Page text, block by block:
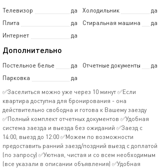
Телевизор да Холодильник
да
Плита
да Стиральная машина
да
Интернет
да
Дополнительно
Постельное белье да Отчетные документы
да
Парковка
да
✅Заселиться можно уже через 10 минут ✅Если
квартира доступна для бронирования - она
действительно свободна и готова к Вашему заезду
✅Полный комплект отчетных документов ✅Удобная
система заезда и выезда без ожиданий ✅Заезд с
14:00, выезд до 12:00 ✅Можем по возможности
предоставить ранний заезд/поздний выезд с доплатой
(по запросу) ✅Уютная, чистая и со всем необходимым
(все указали в описании объявления) ✅Удобная